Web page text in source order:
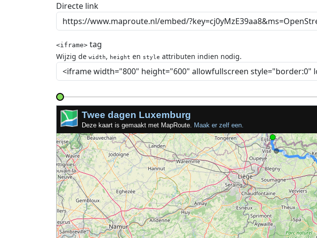
Directe link
<iframe> tag
Wijzig de width, height en style attributen indien nodig.